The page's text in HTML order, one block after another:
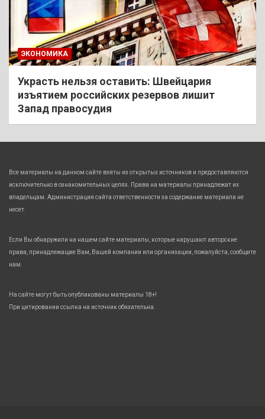
ЭКОНОМИКА
Украсть нельзя оставить: Швейцария
изъятием российских резервов лишит
Запад правосудия
Все материалы на данном сайте взяты из открытых источников и предоставляются
исключительно в ознакомительных целях. Права на материалы принадлежат их
владельцам. Администрация сайта ответственности за содержание материала не
несет.
Если Вы обнаружили на нашем сайте материалы, которые нарушают авторские
права, принадлежащие Вам, Вашей компании или организации, пожалуйста, сообщите
нам.
На сайте могут быть опубликованы материалы 18+!
При цитировании ссылка на источник обязательна.